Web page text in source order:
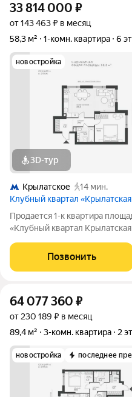
33 814 000 ₽
от 143 463 ₽ в месяц
58,3 м²
1-комн. квартира 6
новостройка
3D-тур
Крылатское
14 мин.
Клубный квартал
Продается 1-к квартира
«Клубный квартал
западе Москвы от
«Сияние». Комплекс
Позвонить
64 077 360 ₽
от 230 189 ₽ в месяц
89,4 м²
3-комн. квартира 2
новостройка последнее